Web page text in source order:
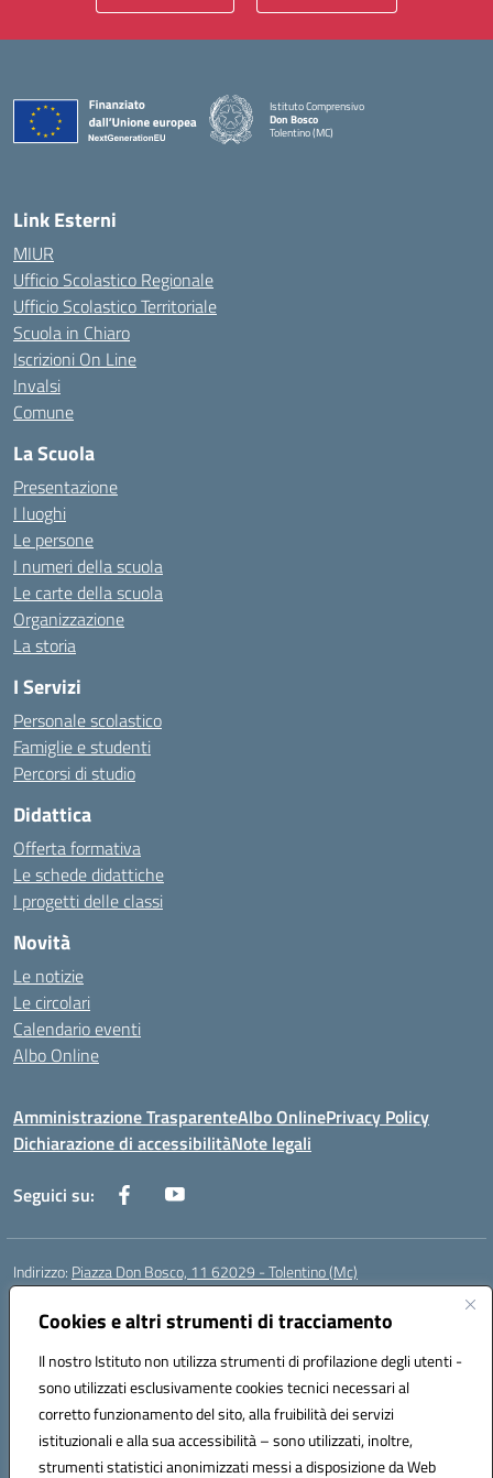
Cookies e altri strumenti di tracciamento
Il nostro Istituto non utilizza strumenti di profilazione degli utenti -
sono utilizzati esclusivamente cookies tecnici necessari al
corretto funzionamento del sito, alla fruibilità dei servizi
istituzionali e alla sua accessibilità – sono utilizzati, inoltre,
strumenti statistici anonimizzati messi a disposizione da Web
Istituto Comprensivo
Don Bosco
Tolentino (MC)
Link Esterni
MIUR
Ufficio Scolastico Regionale
Ufficio Scolastico Territoriale
Scuola in Chiaro
Iscrizioni On Line
Invalsi
Comune
La Scuola
Presentazione
I luoghi
Le persone
I numeri della scuola
Le carte della scuola
Organizzazione
La storia
I Servizi
Personale scolastico
Famiglie e studenti
Percorsi di studio
Didattica
Offerta formativa
Le schede didattiche
I progetti delle classi
Novità
Le notizie
Le circolari
Calendario eventi
Albo Online
Amministrazione TrasparenteAlbo OnlinePrivacy Policy
Dichiarazione di accessibilitàNote legali
Seguici su:
Indirizzo: Piazza Don Bosco, 11 62029 - Tolentino (Mc)
Centralino:
Posta elettronica certificata (PEC):mcic81600c@pec.istruzione.it
Codice fiscale: 92011000434
Codice meccanografico:MCIC81600C
Codice Indice delle Pubbliche Amministrazioni (IPA): istsc_mcic81600c
Codice unico di fatturazione (CUF): UFWPPN